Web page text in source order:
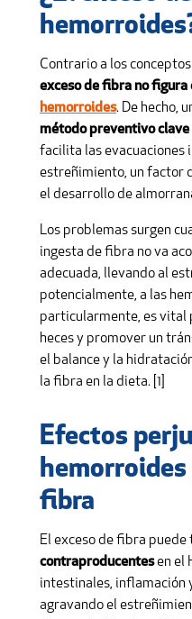
Contrario a los
exceso de fibra no figura
hemorroides. De hecho,
método preventivo clave
facilita las evacuaciones
estreñimiento, un factor
el desarrollo de
Los problemas surgen
ingesta de fibra no va
adecuada, llevando al
potencialmente, a las
particularmente, es vital
heces y promover un
el balance y la
la fibra en la dieta. [1]
Efectos
hemorroides
fibra
El exceso de fibra puede
contraproducentesen el
intestinales, inflamación
agravando el